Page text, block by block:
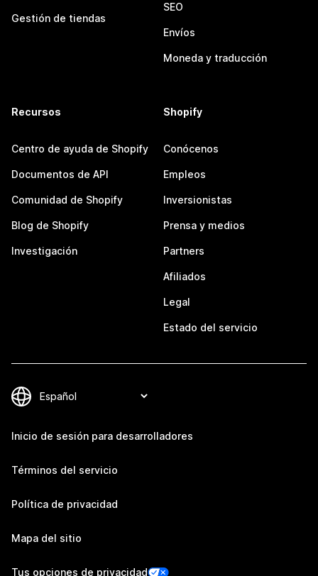
Gestión de tiendas
SEO
Envíos
Moneda y traducción
Recursos
Centro de ayuda de Shopify
Documentos de API
Comunidad de Shopify
Blog de Shopify
Investigación
Shopify
Conócenos
Empleos
Inversionistas
Prensa y medios
Partners
Afiliados
Legal
Estado del servicio
Inicio de sesión para desarrolladores
Términos del servicio
Política de privacidad
Mapa del sitio
Tus opciones de privacidad